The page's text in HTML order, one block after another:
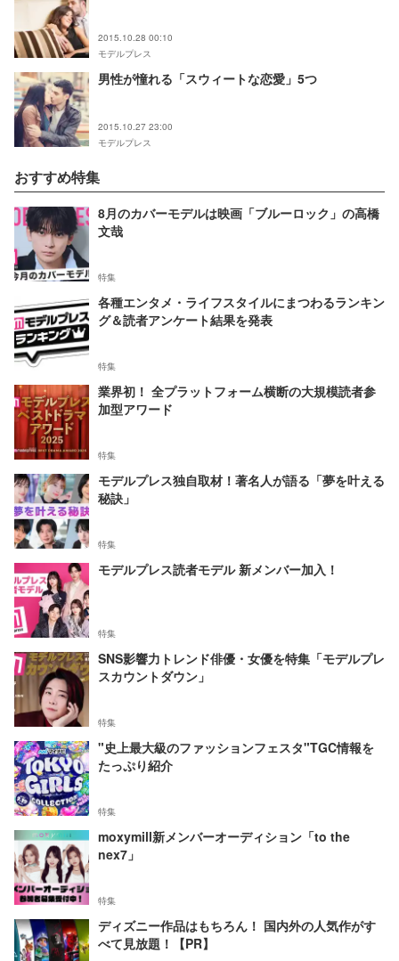
2015.10.28 00:10
モデルプレス
男性が憧れる「スウィートな恋愛」5つ
2015.10.27 23:00
モデルプレス
おすすめ特集
8月のカバーモデルは映画「ブルーロック」の高橋
文哉
特集
各種エンタメ・ライフスタイルにまつわるランキン
グ＆読者アンケート結果を発表
特集
業界初！ 全プラットフォーム横断の大規模読者参
加型アワード
特集
モデルプレス独自取材！著名人が語る「夢を叶える
秘訣」
特集
モデルプレス読者モデル 新メンバー加入！
特集
SNS影響力トレンド俳優・女優を特集「モデルプレ
スカウントダウン」
特集
"史上最大級のファッションフェスタ"TGC情報を
たっぷり紹介
特集
moxymill新メンバーオーディション「to the
nex7」
特集
ディズニー作品はもちろん！ 国内外の人気作がす
べて見放題！【PR】